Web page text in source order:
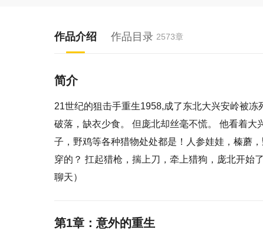
作品介绍 作品目录 2573章
简介
21世纪的狙击手重生1958,成了东北大兴安岭被
破落，缺衣少食。 但庞北却丝毫不慌。 他看着
子，野鸡等各种猎物处处都是！人参娃娃，榛蘑
穿的？ 扛起猎枪，揣上刀，牵上猎狗，庞北开始
聊天）
第1章：意外的重生